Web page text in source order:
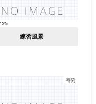
練習風景
寄附